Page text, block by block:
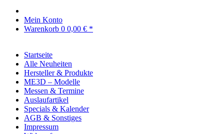
Mein Konto
Warenkorb 0 0,00 € *
Startseite
Alle Neuheiten
Hersteller & Produkte
ME3D – Modelle
Messen & Termine
Auslaufartikel
Specials & Kalender
AGB & Sonstiges
Impressum